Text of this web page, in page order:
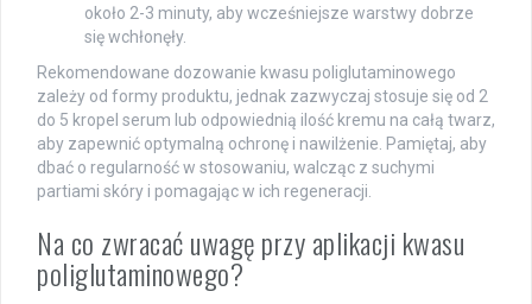
około 2-3 minuty, aby wcześniejsze warstwy dobrze
się wchłonęły.
Rekomendowane dozowanie kwasu poliglutaminowego
zależy od formy produktu, jednak zazwyczaj stosuje się od 2
do 5 kropel serum lub odpowiednią ilość kremu na całą twarz,
aby zapewnić optymalną ochronę i nawilżenie. Pamiętaj, aby
dbać o regularność w stosowaniu, walcząc z suchymi
partiami skóry i pomagając w ich regeneracji.
Na co zwracać uwagę przy aplikacji kwasu
poliglutaminowego?